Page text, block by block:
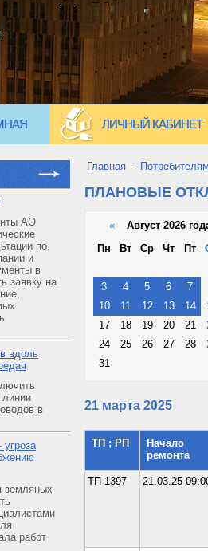
ЛИЧНЫЙ КАБИНЕТ
АО
по
и
в
заявку на
вдоль
линии
в
угроза
земляных
работ
Главная -
ПЛАНОВЫЕ
«
Август 2026
Пн
Вт Ср Чт Пт
3 4 5 6
7
10
11 12 13 14
17
18 19 20 21
24
25 26 27 28
31
21 марта 2025
ТП ; РП
Начало
ремонта
ТП 1397 21.03.25